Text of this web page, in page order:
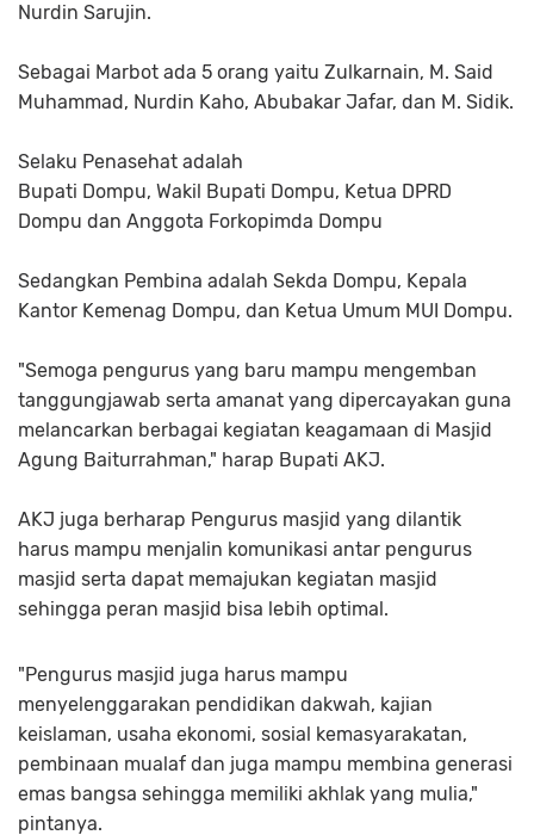
Nurdin Sarujin.
Sebagai Marbot ada 5 orang yaitu Zulkarnain, M. Said
Muhammad, Nurdin Kaho, Abubakar Jafar, dan M. Sidik.
Selaku Penasehat adalah
Bupati Dompu, Wakil Bupati Dompu, Ketua DPRD
Dompu dan Anggota Forkopimda Dompu
Sedangkan Pembina adalah Sekda Dompu, Kepala
Kantor Kemenag Dompu, dan Ketua Umum MUI Dompu.
"Semoga pengurus yang baru mampu mengemban
tanggungjawab serta amanat yang dipercayakan guna
melancarkan berbagai kegiatan keagamaan di Masjid
Agung Baiturrahman," harap Bupati AKJ.
AKJ juga berharap Pengurus masjid yang dilantik
harus mampu menjalin komunikasi antar pengurus
masjid serta dapat memajukan kegiatan masjid
sehingga peran masjid bisa lebih optimal.
"Pengurus masjid juga harus mampu
menyelenggarakan pendidikan dakwah, kajian
keislaman, usaha ekonomi, sosial kemasyarakatan,
pembinaan mualaf dan juga mampu membina generasi
emas bangsa sehingga memiliki akhlak yang mulia,"
pintanya.